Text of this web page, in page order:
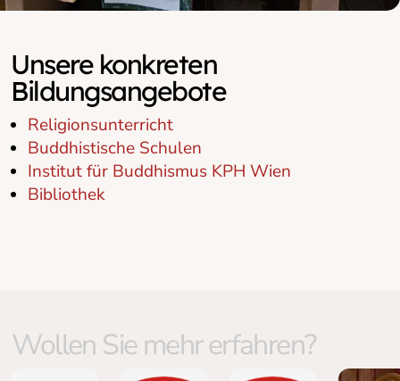
Unsere konkreten
Bildungsangebote
Religionsunterricht
Buddhistische Schulen
Institut für Buddhismus KPH Wien
Bibliothek
Wollen Sie mehr erfahren?